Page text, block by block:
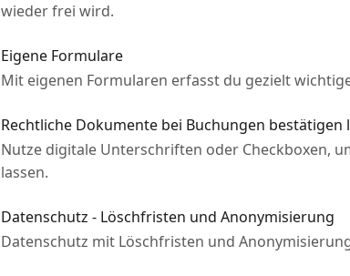
wieder frei wird.
Eigene Formulare
Mit eigenen Formularen erfasst du gezielt
Rechtliche Dokumente bei Buchungen bestätigen
Nutze digitale Unterschriften oder Checkboxen,
lassen.
Datenschutz - Löschfristen und Anonymisierung
Datenschutz mit Löschfristen und